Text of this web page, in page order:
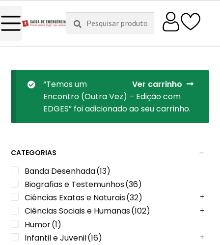
Pesquisar
por:
Pesquisa
Ver carrinho
“Temos um
Encontro (Outra Vez) – Edição com
EDGES” foi adicionado ao seu carrinho.
CATEGORIAS
Banda Desenhada(13)
Biografias e Testemunhos(36)
Ciências Exatas e Naturais(32)
Ciências Sociais e Humanas(102)
Humor(1)
Infantil e Juvenil(16)